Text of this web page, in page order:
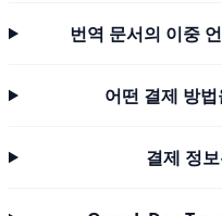
번역 문서의 이중
어떤 결제 방
결제 정